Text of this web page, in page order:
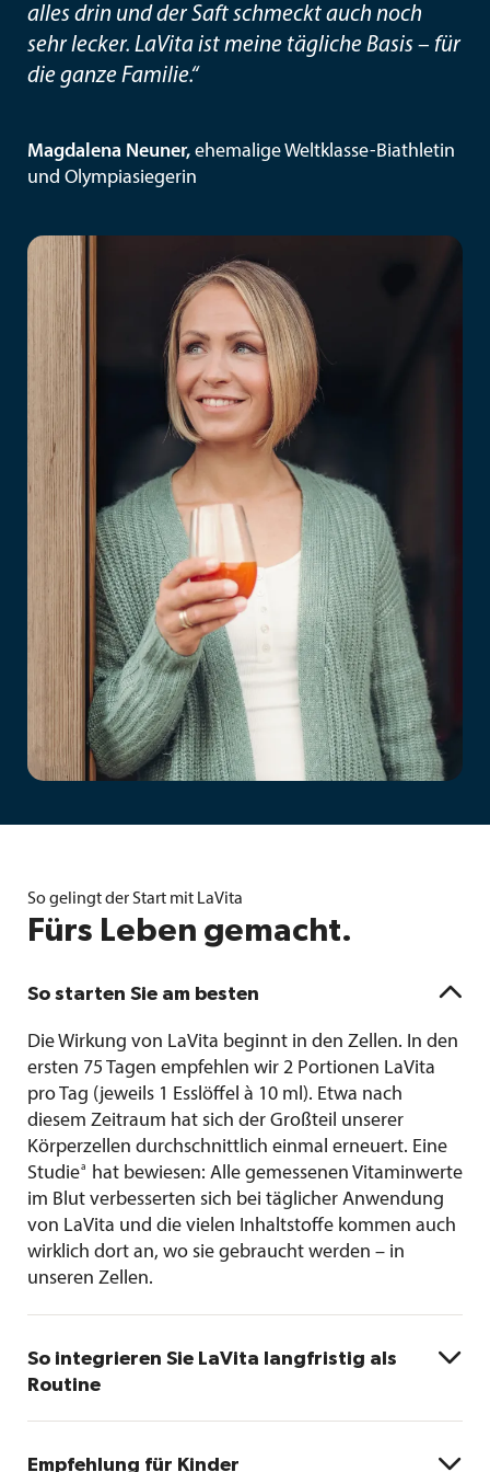
alles drin und der Saft schmeckt auch noch
sehr lecker. LaVita ist meine tägliche Basis – für
die ganze Familie.“
Magdalena Neuner, ehemalige Weltklasse-Biathletin
und Olympiasiegerin
So gelingt der Start mit LaVita
Fürs Leben gemacht.
So starten Sie am besten 
Die Wirkung von LaVita beginnt in den Zellen. In den
ersten 75 Tagen empfehlen wir 2 Portionen LaVita
pro Tag (jeweils 1 Esslöffel à 10 ml). Etwa nach
diesem Zeitraum hat sich der Großteil unserer
Körperzellen durchschnittlich einmal erneuert. Eine
Studiea
hat bewiesen: Alle gemessenen Vitaminwerte
im Blut verbesserten sich bei täglicher Anwendung
von LaVita und die vielen Inhaltstoffe kommen auch
wirklich dort an, wo sie gebraucht werden – in
unseren Zellen.
So integrieren Sie LaVita langfristig als
Routine

empfehlen wir täglich eine Portion LaVita (10 ml). Für
Empfehlung für Kinder 